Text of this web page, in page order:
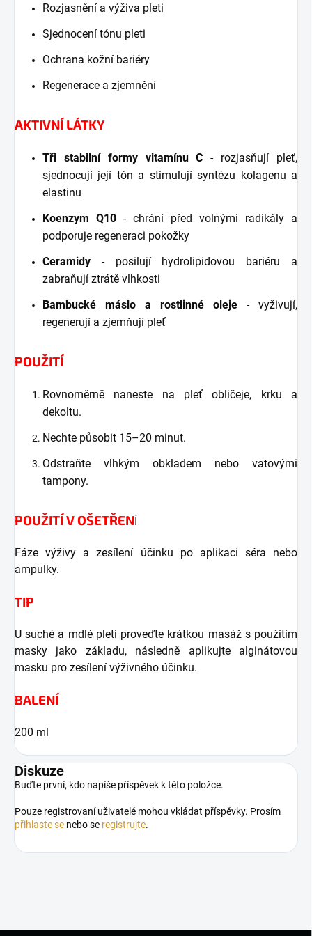
Rozjasnění a výživa pleti
Sjednocení tónu pleti
Ochrana kožní bariéry
Regenerace a zjemnění
AKTIVNÍ LÁTKY
Tři stabilní formy vitamínu C - rozjasňují pleť,
sjednocují její tón a stimulují syntézu kolagenu a
elastinu
Koenzym Q10 - chrání před volnými radikály a
podporuje regeneraci pokožky
Ceramidy - posilují hydrolipidovou bariéru a
zabraňují ztrátě vlhkosti
Bambucké máslo a rostlinné oleje - vyživují,
regenerují a zjemňují pleť
POUŽITÍ
Rovnoměrně naneste na pleť obličeje, krku a
dekoltu.
Nechte působit 15–20 minut.
Odstraňte vlhkým obkladem nebo vatovými
tampony.
POUŽITÍ V OŠETŘEN
Fáze výživy a zesílení účinku po aplikaci séra nebo
ampulky.
TIP
U suché a mdlé pleti proveďte krátkou masáž s použitím
masky jako základu, následně aplikujte alginátovou
masku pro zesílení výživného účinku.
BALENÍ
200 ml
Diskuze
Buďte první, kdo napíše příspěvek k této položce.
Pouze registrovaní uživatelé mohou vkládat příspěvky. Prosím
přihlaste se nebo se registrujte.